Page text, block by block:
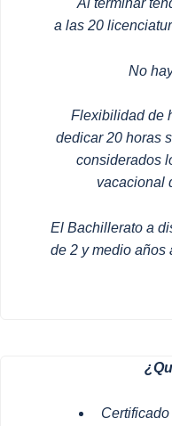
Al terminar
a las 20
No
Flexibilidad de
dedicar 20 horas
considerados
vacacional
El Bachillerato a
de 2 y medio años